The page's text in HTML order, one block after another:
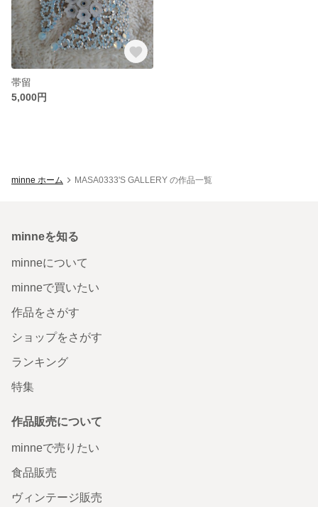
帯留
5,000円
minne ホーム MASA0333'S GALLERY の作品一覧
minneを知る
minneについて
minneで買いたい
作品をさがす
ショップをさがす
ランキング
特集
作品販売について
minneで売りたい
食品販売
ヴィンテージ販売